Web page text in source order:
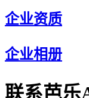
企业资质
企业相册
联系芭乐